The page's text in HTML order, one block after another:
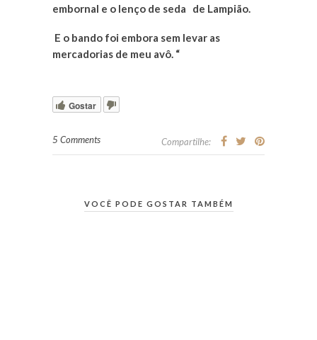
embornal e o lenço de seda de Lampião.
E o bando foi embora sem levar as
mercadorias de meu avô. “
Gostar
5 Comments Compartilhe:
VOCÊ PODE GOSTAR TAMBÉM